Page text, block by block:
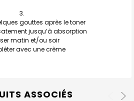
gouttes après le toner
jusqu’à absorption
matin et/ou soir
avec une crème
ASSOCIÉS